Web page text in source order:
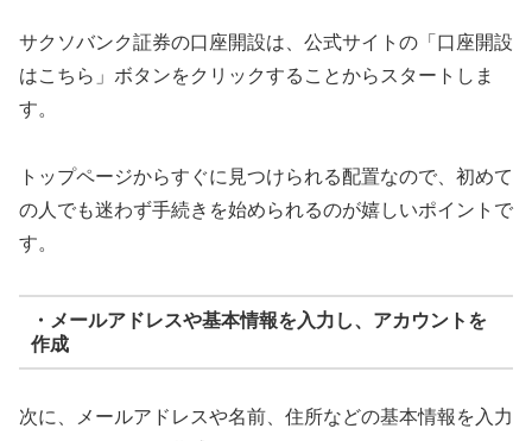
サクソバンク証券の口座開設は、公式サイトの「口座開設
はこちら」ボタンをクリックすることからスタートしま
す。
トップページからすぐに見つけられる配置なので、初めて
の人でも迷わず手続きを始められるのが嬉しいポイントで
す。
・メールアドレスや基本情報を入力し、アカウントを
作成
次に、メールアドレスや名前、住所などの基本情報を入力